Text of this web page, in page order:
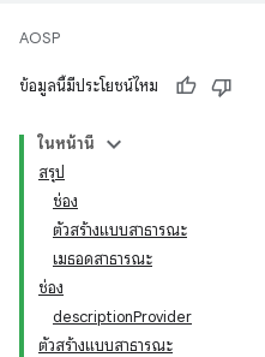
AOSP
ข้อมูลนี้มีประโยชน์ไหม
ในหน้านี้
สรุป
ช่อง
ตัวสร้างแบบสาธารณะ
เมธอดสาธารณะ
ช่อง
descriptionProvider
ตัวสร้างแบบสาธารณะ